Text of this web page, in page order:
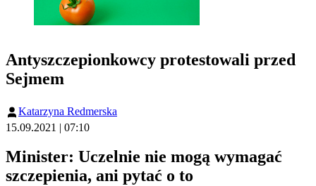
Antyszczepionkowcy protestowali przed
Sejmem
Katarzyna Redmerska
15.09.2021 | 07:10
Minister: Uczelnie nie mogą wymagać
szczepienia, ani pytać o to